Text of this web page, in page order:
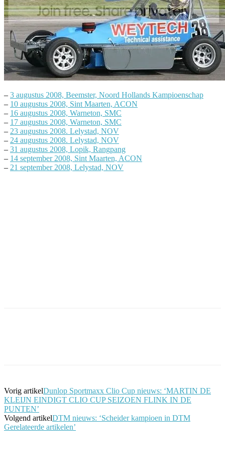
– 3 augustus 2008, Beemster, Noord Hollands Kampioenschap
– 10 augustus 2008, Sint Maarten, ACON
– 16 augustus 2008, Warneton, SMC
– 17 augustus 2008, Warneton, SMC
– 23 augustus 2008. Lelystad, NOV
– 24 augustus 2008. Lelystad, NOV
– 31 augustus 2008, Lopik, Rangpang
– 14 september 2008, Sint Maarten, ACON
– 21 september 2008, Lelystad, NOV
Vorig artikelDunlop Sportmaxx Clio Cup nieuws: ‘MARTIN DE
KLEIJN EINDIGT CLIO CUP SEIZOEN FLINK IN DE
PUNTEN’
Volgend artikelDTM nieuws: ‘Scheider kampioen in DTM
Gerelateerde artikelen’